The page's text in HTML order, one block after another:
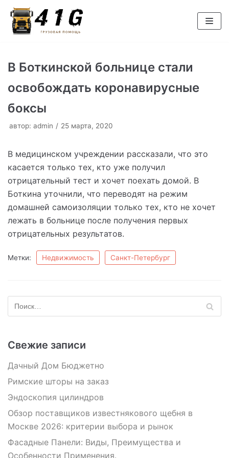
Перейти
к
В Боткинской больнице стали
освобождать коронавирусные
боксы
автор: admin 25 марта, 2020
В медицинском учреждении рассказали, что это
касается только тех, кто уже получил
отрицательный тест и хочет поехать домой. В
Боткина уточнили, что переводят на режим
домашней самоизоляции только тех, кто не хочет
лежать в больнице после получения первых
отрицательных результатов.
Метки: Недвижимость Санкт-Петербург
Свежие записи
Дачный Дом Бюджетно
Римские шторы на заказ
Эндоскопия цилиндров
Обзор поставщиков известнякового щебня в
Москве 2026: критерии выбора и рынок
Фасадные Панели: Виды, Преимущества и
Особенности Применения.